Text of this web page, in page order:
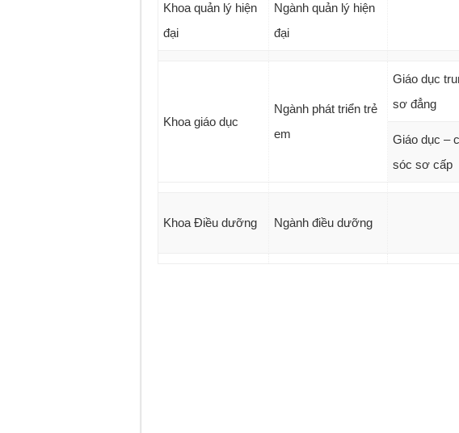
Khoa quản lý hiện
đại
Ngành quản lý hiện
đại
Khoa giáo dục
Ngành phát triển trẻ
em
Giáo dục
sơ đẳng
Giáo dục –
sóc sơ cấp
Khoa Điều dưỡng Ngành điều dưỡng